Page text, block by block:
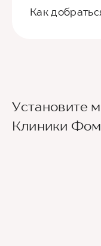
Как
второй
Новаторов
лестнице и
Установите
Клиники